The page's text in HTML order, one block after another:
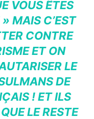
VOUS ÊTES
MAIS C’EST
CONTRE
ET ON
LE
DE
! ET ILS
LE RESTE